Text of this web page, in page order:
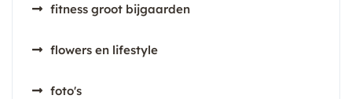
fitness groot bijgaarden
flowers en lifestyle
foto's